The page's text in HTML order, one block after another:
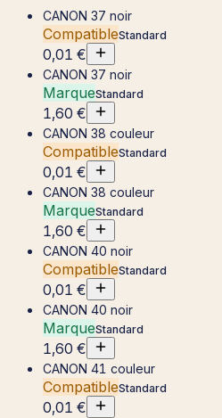
CANON 37 noir
CompatibleStandard
0,01 €
CANON 37 noir
MarqueStandard
1,60 €
CANON 38 couleur
CompatibleStandard
0,01 €
CANON 38 couleur
MarqueStandard
1,60 €
CANON 40 noir
CompatibleStandard
0,01 €
CANON 40 noir
MarqueStandard
1,60 €
CANON 41 couleur
CompatibleStandard
0,01 €